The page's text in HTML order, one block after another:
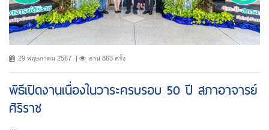
29 พฤษภาคม 2567 อ่าน 863 ครั้ง
พิธีเปิดงานเนื่องในวาระครบรอบ 50 ปี สภาอาจารย์
ศิริราช